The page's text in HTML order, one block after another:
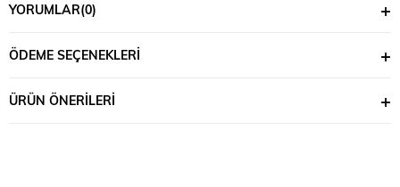
YORUMLAR(0)
ÖDEME SEÇENEKLERI
ÜRÜN ÖNERILERI